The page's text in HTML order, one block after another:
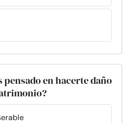
pensado en hacerte daño